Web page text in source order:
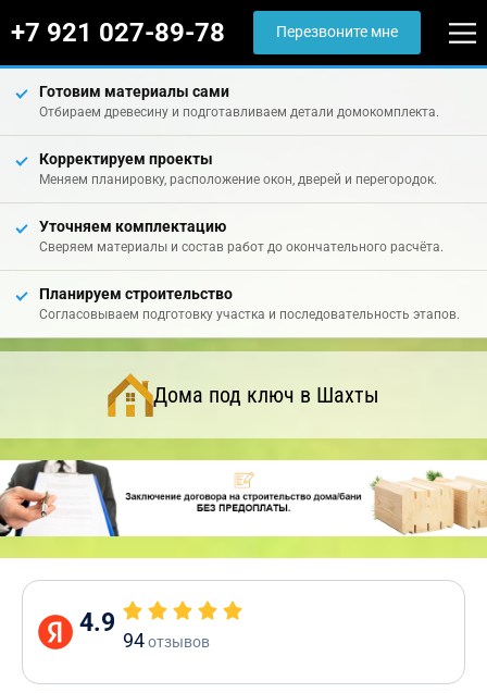
+7 921 027-89-78 Перезвоните мне
Готовим материалы сами
Отбираем древесину и подготавливаем детали домокомплекта.
Корректируем проекты
Меняем планировку, расположение окон, дверей и перегородок.
Уточняем комплектацию
Сверяем материалы и состав работ до окончательного расчёта.
Планируем строительство
Согласовываем подготовку участка и последовательность этапов.
Дома под ключ в Шахты
4.9
94отзывов